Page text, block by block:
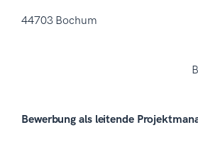
44703 Bochum
Bewerbung als leitende